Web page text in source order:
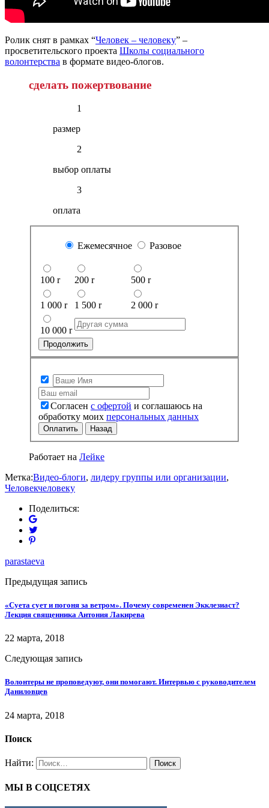
Ролик снят в рамках “Человек – человеку” –
просветительского проекта Школы социального
волонтерства в формате видео-блогов.
сделать пожертвование
1
размер
2
выбор оплаты
3
оплата
Ежемесячное Разовое
100 r 200 r 500 r
1 000 r 1 500 r 2 000 r
10 000 r
Продолжить
Согласен с офертой
обработку моих персональных данных
Оплатить Назад
Работает на Лейке
Метка:Видео-блоги, лидеру группы или организации,
Человекчеловеку
Поделиться:
parastaeva
Предыдущая запись
«Суета сует и погоня за ветром». Почему современен Экклезиаст?
Лекция священника Антония Лакирева
22 марта, 2018
Следующая запись
Волонтеры не проповедуют, они помогают. Интервью с руководителем
Даниловцев
24 марта, 2018
Поиск
Найти:
МЫ В СОЦСЕТЯХ